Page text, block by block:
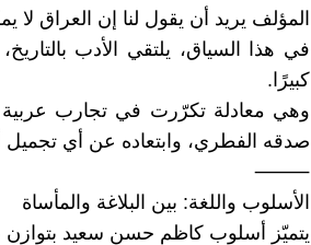
المؤلف يريد أن يقول لنا إن العراق
في هذا السياق، يلتقي الأدب
كبيرًا.
وهي معادلة تكرّرت في تجارب
صدقه الفطري، وابتعاده عن أي تجميل
⸻
الأسلوب واللغة: بين البلاغة والمأساة
يتميّز أسلوب كاظم حسن سعيد بتوازن